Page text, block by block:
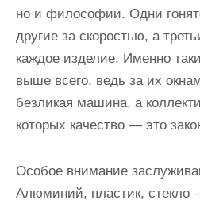
но и философии. Одни
другие за скоростью, а
каждое изделие. Именно
выше всего, ведь за их
безликая машина, а
которых качество — это
Особое внимание
Алюминий, пластик, стекло